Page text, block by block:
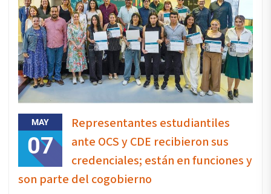
MAY
07
Representantes estudiantiles
ante OCS y CDE recibieron sus
credenciales; están en funciones y
son parte del cogobierno